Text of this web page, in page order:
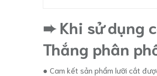
➨ Khi sử dụng
Thắng phân
● Cam kết sản phẩm lưỡi cắt